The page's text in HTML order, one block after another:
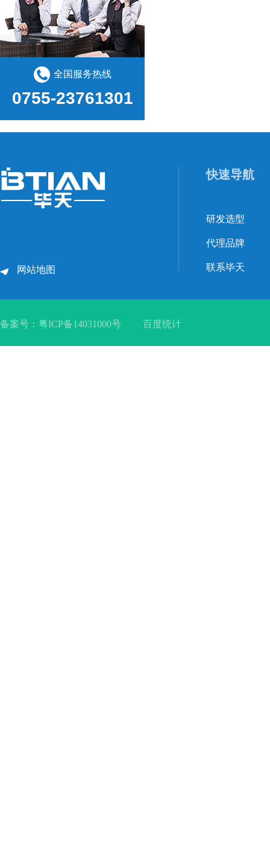
全国服务热线
0755-23761301
网站地图
快速导航
研发选型
代理品牌
联系毕天
备案号： 粤ICP备14031000号 百度统计